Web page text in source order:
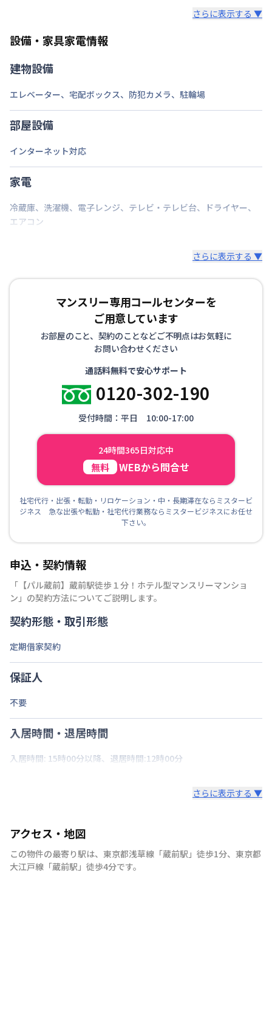
部屋の向き
タイプによって異なる
禁煙・喫煙
交通 東京都浅草線 蔵前駅徒歩1分
定員
駐車場
次回更新日
情報更新日 2026年7月27日
さらに表示する ▼
設備・家具家電情報
建物設備
エレベーター、 宅配ボックス、 防犯カメラ、 駐輪場
部屋設備
インターネット対応
家電
冷蔵庫、 洗濯機、 電子レンジ、 テレビ・テレビ台、 ドライヤー、
エアコン
さらに表示する ▼
マンスリー専用コールセンターを
ご用意しています
お部屋のこと、契約のことなどご不明点はお気軽に
お問い合わせください
通話料無料で安心サポート
0120-302-190
受付時間：平日 10:00-17:00
24時間365日対応中
無料 WEBから問合せ
社宅代行・出張・転勤・リロケーション・中・長期滞在ならミスタービ
ジネス 急な出張や転勤・社宅代行業務ならミスタービジネスにお任せ
下さい。
申込・契約情報
「 【パル蔵前】蔵前駅徒歩１分！ホテル型マンスリーマンショ
ン 」の契約方法についてご説明します。
契約形態・取引形態
定期借家契約
保証人
不要
入居時間・退居時間
入居時間: 15時00分以降、退居時間:12時00分
さらに表示する ▼
アクセス・地図
この物件の最寄り駅は、 東京都浅草線 「蔵前駅 」 徒歩1分、 東京都
大江戸線 「蔵前駅 」 徒歩4分です。